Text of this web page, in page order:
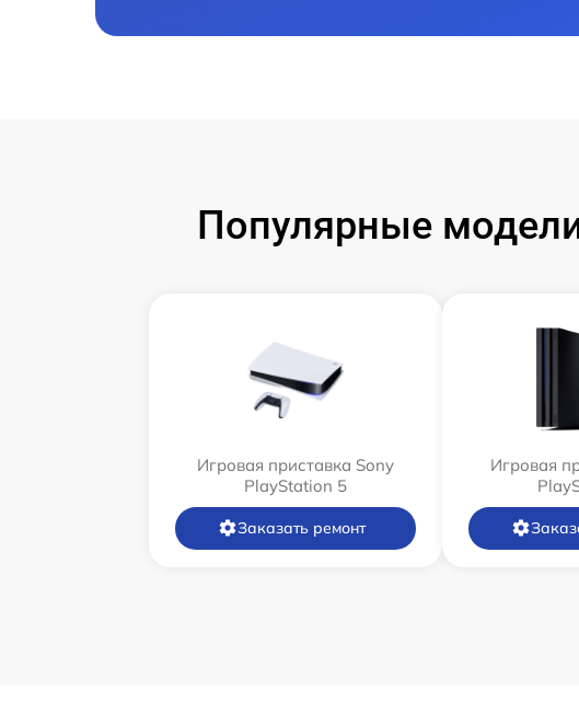
Популярные
Игровая приставка Sony
PlayStation 5
Заказать ремонт
Игровая